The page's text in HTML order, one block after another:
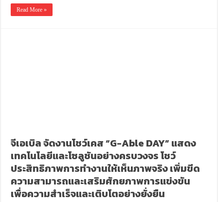
Read More »
จีเอเบิล จัดงานโชว์เคส “G-Able DAY” แสดง
เทคโนโลยีและโซลูชันอย่างครบวงจร โชว์
ประสิทธิภาพการทำงานให้เห็นภาพจริง เพิ่มขีด
ความสามารถและเสริมศักยภาพการแข่งขัน
เพื่อความสำเร็จและเติบโตอย่างยั่งยืน